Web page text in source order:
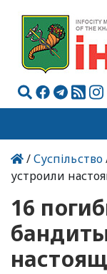
/Суспільство
устроили
16